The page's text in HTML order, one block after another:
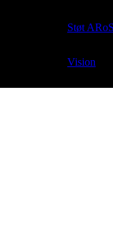
Støt ARoS
Vision